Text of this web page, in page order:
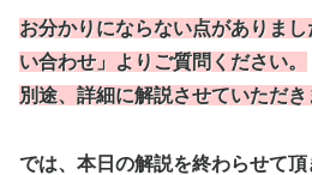
お分かりにならない点がありま
い合わせ」よりご質問ください。
別途、詳細に解説させていただき
では、本日の解説を終わらせて頂